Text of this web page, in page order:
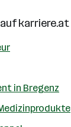
karriere.at
in Bregenz